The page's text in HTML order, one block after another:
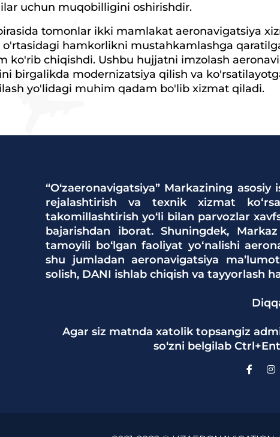
uchun muqobilligini oshirishdir.
tomonlar ikki mamlakat aeronavigatsiya
o'rtasidagi hamkorlikni mustahkamlashga
ko'rib chiqishdi. Ushbu hujjatni imzolash
birgalikda modernizatsiya qilish va
yo'lidagi muhim qadam bo'lib xizmat qiladi.
“O‘zaeronavigatsiya” Markazining
rejalashtirish va texnik xizmat
takomillashtirish yo‘li bilan parvozlar
bajarishdan iborat. Shuningdek,
tamoyili bo‘lgan faoliyat yo‘nalishi
shu jumladan aeronavigatsiya
solish, DANI ishlab chiqish va tayyorlash
Agar siz matnda xatolik topsangiz
so‘zni belgilab